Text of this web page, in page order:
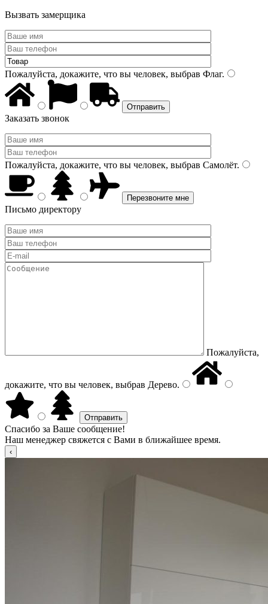
Вызвать замерщика
Пожалуйста, докажите, что вы человек, выбрав Флаг.
Заказать звонок
Пожалуйста, докажите, что вы человек, выбрав Самолёт.
Письмо директору
Пожалуйста,
докажите, что вы человек, выбрав Дерево.
Спасибо за Ваше сообщение!
Наш менеджер свяжется с Вами в ближайшее время.